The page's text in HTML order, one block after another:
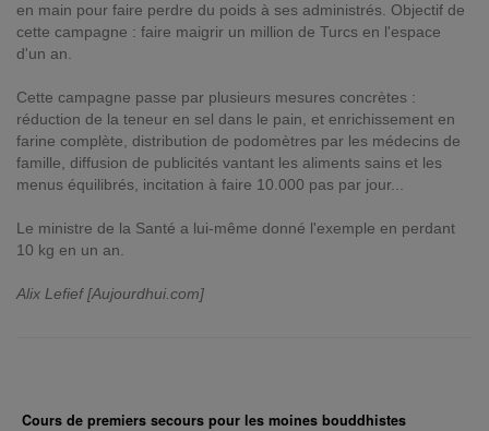
en main pour faire perdre du poids à ses administrés. Objectif de
cette campagne : faire maigrir un million de Turcs en l'espace
d'un an.
Cette campagne passe par plusieurs mesures concrètes :
réduction de la teneur en sel dans le pain, et enrichissement en
farine complète, distribution de podomètres par les médecins de
famille, diffusion de publicités vantant les aliments sains et les
menus équilibrés, incitation à faire 10.000 pas par jour...
Le ministre de la Santé a lui-même donné l'exemple en perdant
10 kg en un an.
Alix Lefief [Aujourdhui.com]
Cours de premiers secours pour les moines bouddhistes